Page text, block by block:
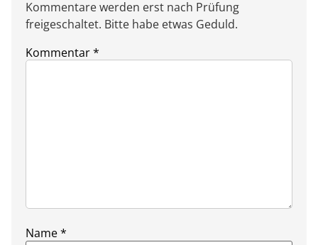
Kommentare werden erst nach Prüfung
freigeschaltet. Bitte habe etwas Geduld.
Kommentar*
Name*